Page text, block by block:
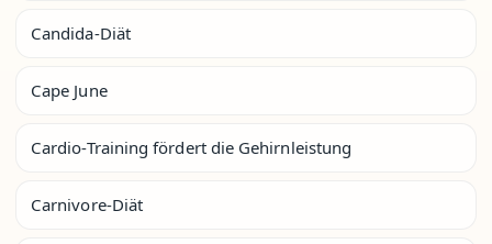
Candida-Diät
Cape June
Cardio-Training fördert die Gehirnleistung
Carnivore-Diät